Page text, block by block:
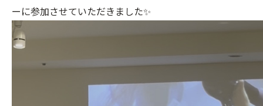
ーに参加させていただきました✨